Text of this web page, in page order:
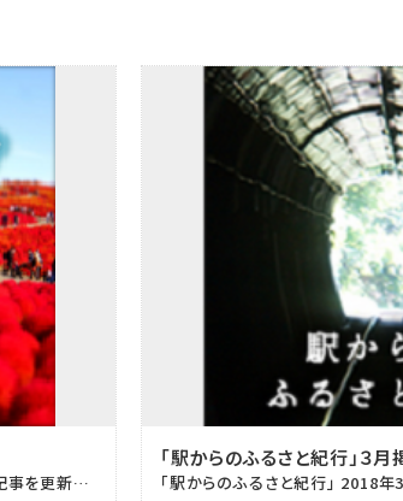
一覧画像 「いばらき発見」 2018年3月25日掲載記事を更新致しました。 ぜひご覧ください！ &n […]
「駅からのふるさと紀行」３